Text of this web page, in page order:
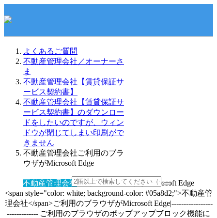
よくあるご質問
不動産管理会社／オーナーさ
ま
不動産管理会社【賃貸保証サ
ービス契約書】
不動産管理会社【賃貸保証サ
ービス契約書】のダウンロー
ドをしたいのですが、ウィン
ドウが閉じてしまい印刷がで
きません
不動産管理会社ご利用のブラ
ウザがMicrosoft Edge
不動産管理会社ご利用のブラウザがMicrosoft Edge
<span style="color: white; background-color: #05a8d2;">不動産管
理会社</span>ご利用のブラウザがMicrosoft Edge|-----------------
-------------|ご利用のブラウザのポップアップブロック機能に